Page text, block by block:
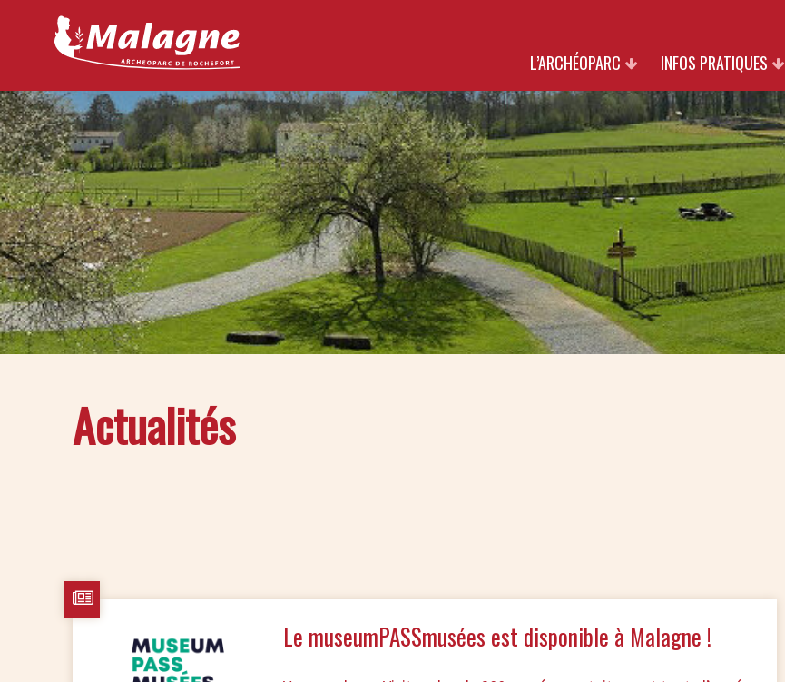
L’ARCHÉOPARC
PATRIMOINE
NATURE
CULTURE
PARTENAIRES
SOUTIENS
INFOS PRATIQUES
TARIFS
HORAIRES & ACCÈS
INFOS GROUPES
BOUTIQUE
NOUS REJOINDRE
Actualités
Le museumPASSmusées est disponible à Malagne !